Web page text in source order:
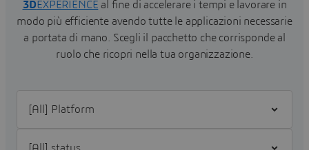
3DEXPERIENCE al fine di accelerare i tempi e lavorare in
modo più efficiente avendo tutte le applicazioni necessarie
a portata di mano.
Scegli il pacchetto che corrisponde al
ruolo che ricopri nella tua organizzazione.